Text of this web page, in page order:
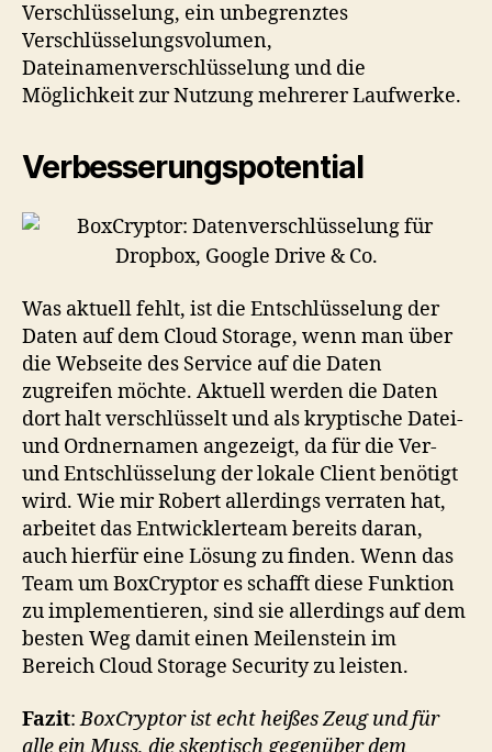
Verschlüsselung, ein unbegrenztes
Verschlüsselungsvolumen,
Dateinamenverschlüsselung und die
Möglichkeit zur Nutzung mehrerer Laufwerke.
Verbesserungspotential
Was aktuell fehlt, ist die Entschlüsselung der
Daten auf dem Cloud Storage, wenn man über
die Webseite des Service auf die Daten
zugreifen möchte. Aktuell werden die Daten
dort halt verschlüsselt und als kryptische Datei-
und Ordnernamen angezeigt, da für die Ver-
und Entschlüsselung der lokale Client benötigt
wird. Wie mir Robert allerdings verraten hat,
arbeitet das Entwicklerteam bereits daran,
auch hierfür eine Lösung zu finden. Wenn das
Team um BoxCryptor es schafft diese Funktion
zu implementieren, sind sie allerdings auf dem
besten Weg damit einen Meilenstein im
Bereich Cloud Storage Security zu leisten.
Fazit:BoxCryptor ist echt heißes Zeug und für
alle ein Muss, die skeptisch gegenüber dem